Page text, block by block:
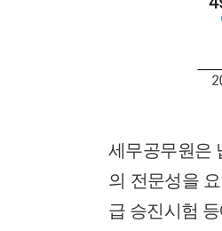
세무공무원은
의 전문성을
급 승진시험